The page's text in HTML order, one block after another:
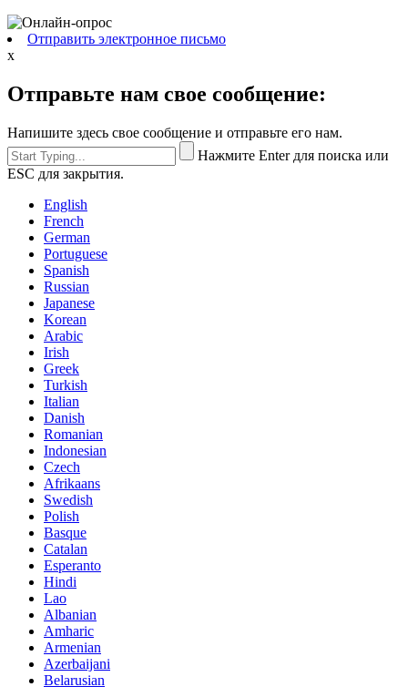
Отправить электронное письмо
x
Отправьте нам свое сообщение:
Напишите здесь свое сообщение и отправьте его нам.
Нажмите Enter для поиска или
ESC для закрытия.
English
French
German
Portuguese
Spanish
Russian
Japanese
Korean
Arabic
Irish
Greek
Turkish
Italian
Danish
Romanian
Indonesian
Czech
Afrikaans
Swedish
Polish
Basque
Catalan
Esperanto
Hindi
Lao
Albanian
Amharic
Armenian
Azerbaijani
Belarusian